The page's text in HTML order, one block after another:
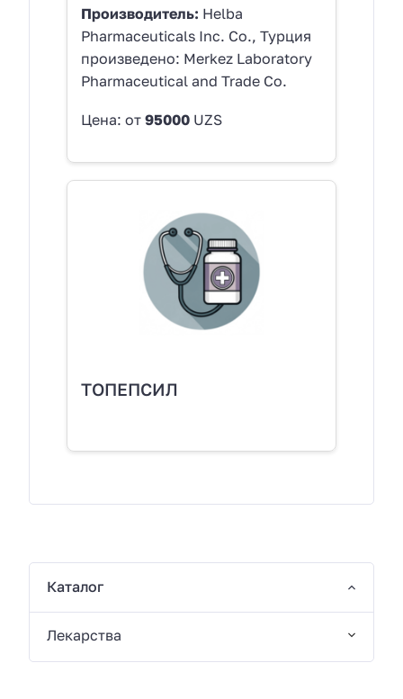
Производитель: Helba
Pharmaceuticals Inc. Co., Турция
произведено: Merkez Laboratory
Pharmaceutical and Trade Co.
Цена: от 95000 UZS
ТОПЕПСИЛ
Каталог
Лекарства